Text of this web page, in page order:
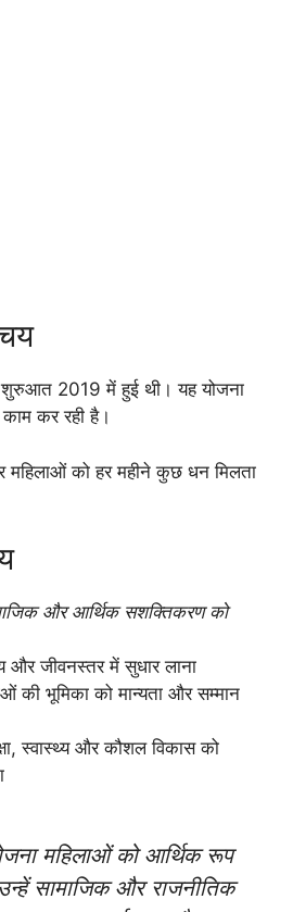
शुरुआत 2019 में हुई थी। यह योजना
कर रही है।
महिलाओं को हर महीने कुछ धन मिलता
और आर्थिक सशक्तिकरण को
जीवनस्तर में सुधार लाना
की भूमिका को मान्यता और सम्मान
स्वास्थ्य और कौशल विकास को
महिलाओं को आर्थिक रूप
सामाजिक और राजनीतिक